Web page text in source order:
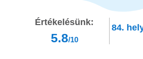
Értékelésünk:
5.8/10
84.